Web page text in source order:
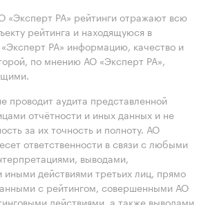
«Эксперт РА» рейтинги отражают всю
рейтинга и находящуюся в
РА» информацию, качество и
по мнению АО «Эксперт РА»,
проводит аудита представленной
отчётности и иных данных и не
за их точность и полноту. АО
ответственности в связи с любыми
выводами,
действиями третьих лиц, прямо
с рейтингом, совершенными АО
действиями, а также выводами